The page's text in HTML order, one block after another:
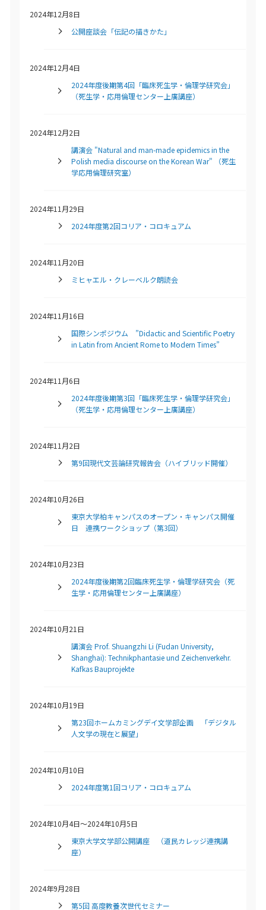
2024年12月8日
公開座談会「伝記の描きかた」
2024年12月4日
2024年度後期第4回「臨床死生学・倫理学研究会」
（死生学・応用倫理センター上廣講座）
2024年12月2日
講演会 "Natural and man-made epidemics in the
Polish media discourse on the Korean War" （死生
学応用倫理研究室）
2024年11月29日
2024年度第2回コリア・コロキュアム
2024年11月20日
ミヒャエル・クレーベルク朗読会
2024年11月16日
国際シンポジウム ”Didactic and Scientific Poetry
in Latin from Ancient Rome to Modern Times”
2024年11月6日
2024年度後期第3回「臨床死生学・倫理学研究会」
（死生学・応用倫理センター上廣講座）
2024年11月2日
第9回現代文芸論研究報告会（ハイブリッド開催）
2024年10月26日
東京大学柏キャンパスのオープン・キャンパス開催
日 連携ワークショップ（第3回）
2024年10月23日
2024年度後期第2回臨床死生学・倫理学研究会（死
生学・応用倫理センター上廣講座）
2024年10月21日
講演会 Prof. Shuangzhi Li (Fudan University,
Shanghai): Technikphantasie und Zeichenverkehr.
Kafkas Bauprojekte
2024年10月19日
第23回ホームカミングデイ文学部企画 「デジタル
人文学の現在と展望」
2024年10月10日
2024年度第1回コリア・コロキュアム
2024年10月4日～2024年10月5日
東京大学文学部公開講座 （道民カレッジ連携講
座）
2024年9月28日
第5回 高度教養次世代セミナー